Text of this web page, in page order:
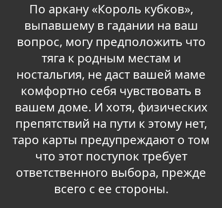
По аркану «Король кубков»,
выпавшему в гадании на ваш
вопрос, могу предположить что
тяга к родным местам и
ностальгия, не даст вашей маме
комфортно себя чувствовать в
вашем доме. И хотя, физических
препятствий на пути к этому нет,
таро карты предупреждают о том
что этот поступок требует
ответственного выбора, прежде
всего с ее стороны.